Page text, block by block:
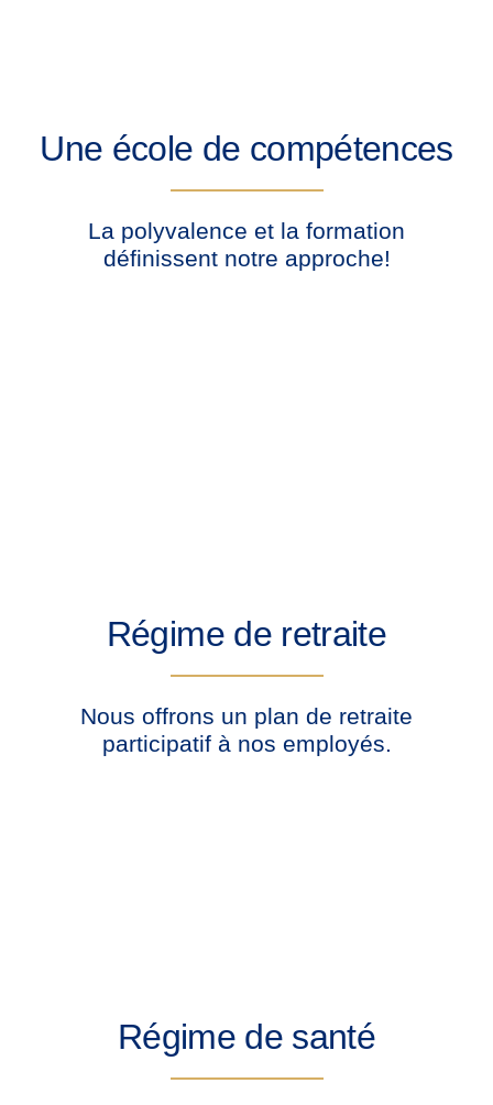
Une école de compétences
La polyvalence et la formation
définissent notre approche!
Régime de retraite
Nous offrons un plan de retraite
participatif à nos employés.
Régime de santé